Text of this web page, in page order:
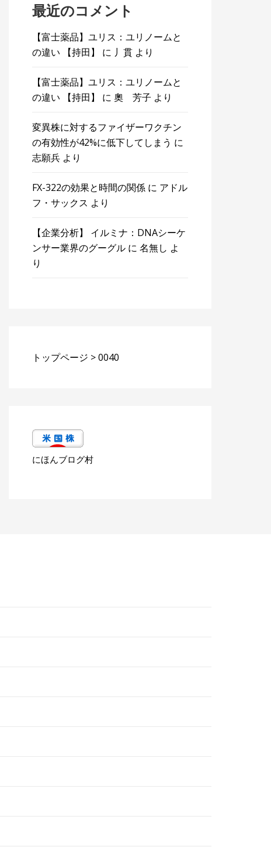
最近のコメント
【富士薬品】ユリス：ユリノームと
の違い 【持田】
に 丿貫 より
【富士薬品】ユリス：ユリノームと
の違い 【持田】
に奧 芳子 より
変異株に対するファイザーワクチン
の有効性が42%に低下してしまう に
志願兵 より
FX-322の効果と時間の関係 に アドル
フ・サックス より
【企業分析】 イルミナ：DNAシーケ
ンサー業界のグーグル に名無し よ
り
トップページ >0040
にほんブログ村